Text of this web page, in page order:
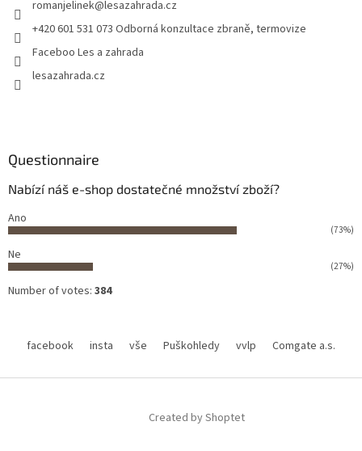
romanjelinek@lesazahrada.cz
+420 601 531 073 Odborná konzultace zbraně, termovize
Faceboo Les a zahrada
lesazahrada.cz
Questionnaire
Nabízí náš e-shop dostatečné množství zboží?
Ano
(73%)
Ne
(27%)
Number of votes: 384
facebook insta vše Puškohledy vvlp Comgate a.s.
Created by Shoptet